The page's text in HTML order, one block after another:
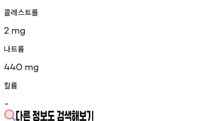
콜레스트롤
2 mg
나트륨
440 mg
칼륨
-